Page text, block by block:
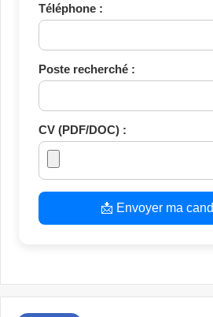
Téléphone :
Poste recherché :
CV (PDF/DOC) :
📩 Envoyer ma